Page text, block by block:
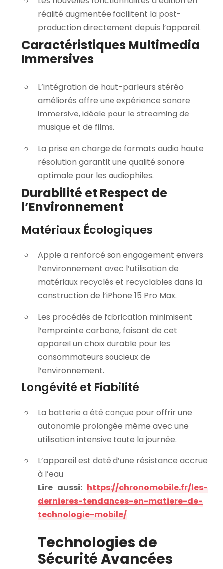
réalité augmentée facilitent la post-
production directement depuis l’appareil.
Caractéristiques Multimedia
Immersives
L’intégration de haut-parleurs stéréo
améliorés offre une expérience sonore
immersive, idéale pour le streaming de
musique et de films.
La prise en charge de formats audio haute
résolution garantit une qualité sonore
optimale pour les audiophiles.
Durabilité et Respect de
l’Environnement
Matériaux Écologiques
Apple a renforcé son engagement envers
l’environnement avec l’utilisation de
matériaux recyclés et recyclables dans la
construction de l’iPhone 15 Pro Max.
Les procédés de fabrication minimisent
l’empreinte carbone, faisant de cet
appareil un choix durable pour les
consommateurs soucieux de
l’environnement.
Longévité et Fiabilité
La batterie a été conçue pour offrir une
autonomie prolongée même avec une
utilisation intensive toute la journée.
L’appareil est doté d’une résistance accrue
à l’eau
Lire aussi: https://chronomobile.fr/les-
dernieres-tendances-en-matiere-de-
technologie-mobile/
Technologies de
Sécurité Avancées